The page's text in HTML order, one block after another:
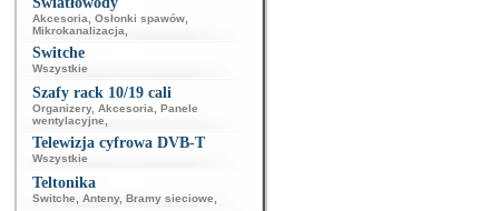
Akcesoria Osłonki spawów
Mikrokanalizacja
Switche
Wszystkie
Szafy rack 10/19 cali
Organizery, Akcesoria
Panele
wentylacyjne
Telewizja cyfrowa DVB-T
Wszystkie
Teltonika
Switche Anteny, Bramy sieciowe